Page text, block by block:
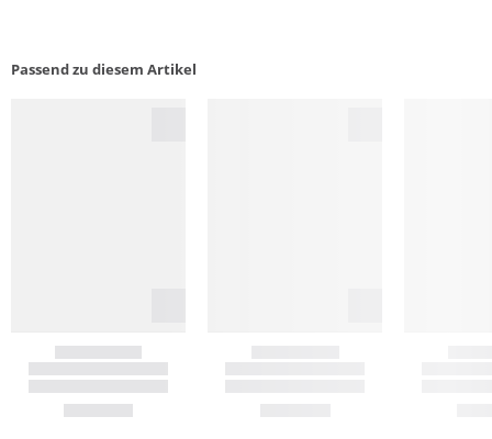
Passend zu diesem Artikel